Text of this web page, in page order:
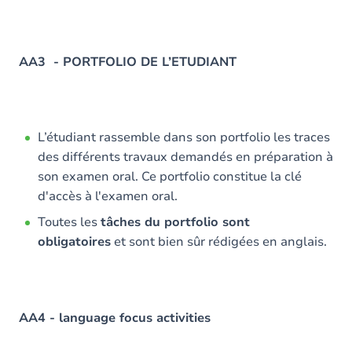
AA3 - PORTFOLIO DE L’ETUDIANT
L’étudiant rassemble dans son portfolio les traces
des différents travaux demandés en préparation à
son examen oral. Ce portfolio constitue la clé
d'accès à l'examen oral.
Toutes lestâches du portfolio sont
obligatoires et sont bien sûr rédigées en anglais.
AA4 - language focus activities